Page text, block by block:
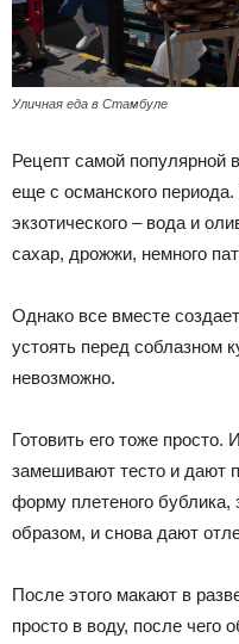
Уличная еда в Стамбуле
Рецепт самой популярной
еще с османского
экзотического – вода и
сахар, дрожжи, немного
Однако все вместе
устоять перед соблазном
невозможно.
Готовить его тоже просто.
замешивают тесто и дают
форму плетеного
образом, и снова дают
После этого макают в
просто в воду, после чего